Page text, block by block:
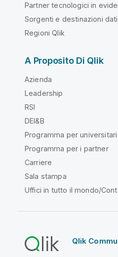
Partner tecnologici in
Sorgenti e destinazioni dati
Regioni Qlik
A Proposito Di Qlik
Azienda
Leadership
RSI
DEI&B
Programma per universitari
Programma per i partner
Carriere
Sala stampa
Uffici in tutto il mondo/
Qlik